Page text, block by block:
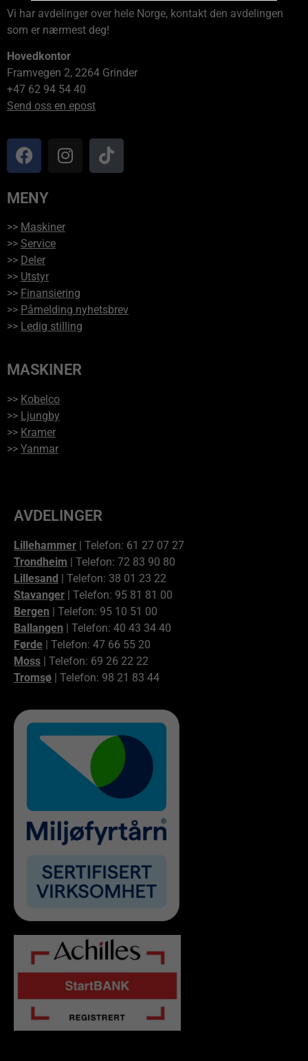
Vi har avdelinger over hele Norge, kontakt den avdelingen
som er nærmest deg!
Hovedkontor
Framvegen 2, 2264 Grinder
+47 62 94 54 40
Send oss en epost
MENY
>> Maskiner
>> Service
>> Deler
>> Utstyr
>> Finansiering
>> Påmelding nyhetsbrev
>> Ledig stilling
MASKINER
>> Kobelco
>> Ljungby
>> Kramer
>> Yanmar
AVDELINGER
Lillehammer | Telefon: 61 27 07 27
Trondheim | Telefon: 72 83 90 80
Lillesand | Telefon: 38 01 23 22
Stavanger | Telefon: 95 81 81 00
Bergen | Telefon: 95 10 51 00
Ballangen | Telefon: 40 43 34 40
Førde | Telefon: 47 66 55 20
Moss | Telefon: 69 26 22 22
Tromsø | Telefon: 98 21 83 44